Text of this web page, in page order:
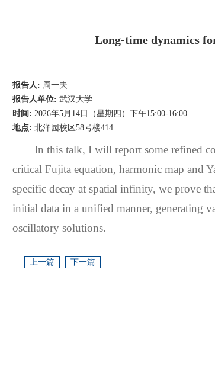
Long-time dynamics
报告人: 周一夫
报告人单位: 武汉大学
时间: 2026年5月14日（星期四）下午15:00-16:00
地点: 北洋园校区58号楼414
In this talk, I will report some refined
critical Fujita equation, harmonic map and
specific decay at spatial infinity, we prove
initial data in a unified manner, generating
oscillatory solutions.
上一篇 下一篇